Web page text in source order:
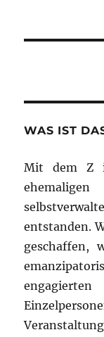
WAS IST
Mit dem Z
entstanden.
geschaffen,